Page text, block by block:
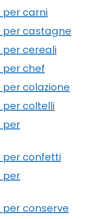
per carni
per castagne
per cereali
per chef
colazione
per coltelli
per
per confetti
per
per conserve